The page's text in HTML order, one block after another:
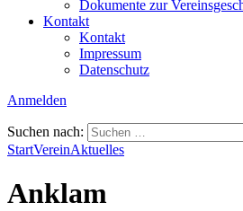
Dokumente zur
Kontakt
Kontakt
Impressum
Datenschutz
Anmelden
Suchen nach:
StartVereinAktuelles
Anklam